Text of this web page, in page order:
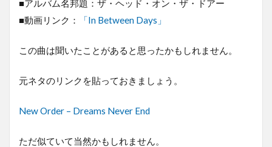
■アルバム名邦題：ザ・ヘッド・オン・ザ・ドアー
■動画リンク：
「In Between Days」
この曲は聞いたことがあると思ったかもしれません。
元ネタのリンクを貼っておきましょう。
New Order – Dreams Never End
ただ似ていて当然かもしれません。